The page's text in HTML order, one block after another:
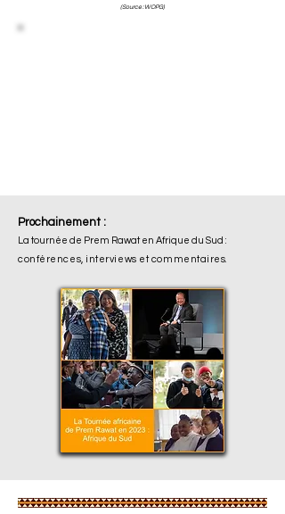
(Source : WOPG)
Prochainement :
La tournée de Prem Rawat en Afrique du Sud :
conférences, interviews et commentaires.